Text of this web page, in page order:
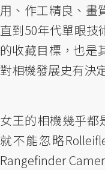
用、作工精良、畫
直到50年代單眼技
的收藏目標，也是
對相機發展史有決
女王的相機幾乎都
就不能忽略
Rangefinder